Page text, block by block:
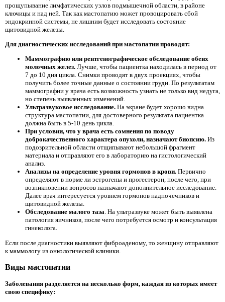
прощупывание лимфатических узлов подмышечной области, в районе
ключицы и над ней. Так как мастопатию может провоцировать сбой
эндокринной системы, не лишним будет исследовать состояние
щитовидной железы.
Для диагностических исследований при мастопатии проводят:
Маммографию или рентгенографическое обследование обеих
молочных желез. Лучше, чтобы пациентка находилась в период от
7 до 10 дня цикла. Снимки проводят в двух проекциях, чтобы
получить более точные данные о состоянии груди. По результатам
маммографии у врача есть возможность узнать не только вид недуга,
но степень выявленных изменений.
Ультразвуковое исследование. На экране будет хорошо видна
структура мастопатии, для достоверного результата пациентка
должна быть в 5-10 день цикла.
При условии, что у врача есть сомнения по поводу
доброкачественного характера опухоли, назначают биопсию. Из
подозрительной области отщипывают небольшой фрагмент
материала и отправляют его в лабораторию на гистологический
анализ.
Анализы на определение уровня гормонов в крови. Первично
определяют в норме ли эстрогены и прогестерон, после чего, при
возникновении вопросов назначают дополнительное исследование.
Далее врач интересуется уровнем гормонов надпочечников и
щитовидной железы.
Обследование малого таза. На ультразвуке может быть выявлена
патология яичников, после чего потребуется осмотр и консультация
гинеколога.
Если после диагностики выявляют фиброаденому, то женщину отправляют
к маммологу из онкологической клиники.
Виды мастопатии
Заболевания разделяется на несколько форм, каждая из которых имеет
свою специфику: